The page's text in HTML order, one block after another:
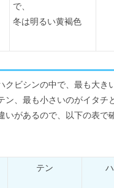
で、
冬は明るい黄褐色
クビシンの中で、最も大き
ン、最も小さいのがイタチ
いがあるので、以下の表で
テン